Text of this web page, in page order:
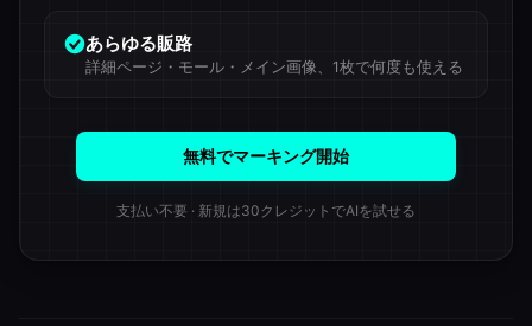
あらゆる販路
詳細ページ・モール・メイン画像、1枚で何度も使える
無料でマーキング開始
支払い不要 · 新規は30クレジットでAIを試せる